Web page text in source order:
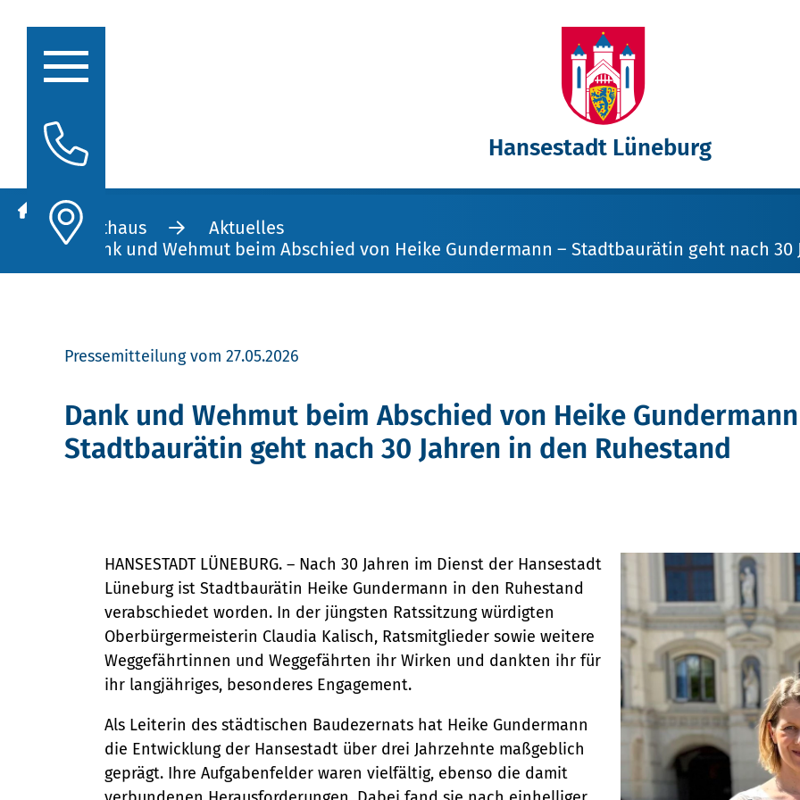
Stadtporträt
Oberbürgermeisterin
Stellenausschreibungen
Bürgerservice
Bürgeramt
Klimaanpassung
Grünes Lüneburg
Umwelt
Nachhaltigkeit
Bauen und Mobilität
Stadtentwicklung
Straßen- und Brückenbau
Denkmalschutz
Mobilität
Sanierungsgebiete
Wohnen
Kultur und Freizeit
Kulturhäuser und Bibliotheken
Kulturreferat
Sport
Stadtarchiv
Tourismus
Gesellschaft, Soziales und Bildung
Bildung
Soziales
Familie und Betreuung
Sicherheit und Ordnung
Hansestadt Lüneburg
Rathaus
Aktuelles
Dank und Wehmut beim Abschied von Heike Gundermann – Stadtbaurätin geht nach
Pressemitteilung vom 27.05.2026
Dank und Wehmut beim Abschied von Heike
Stadtbaurätin geht nach 30 Jahren in den Ruhestand
HANSESTADT LÜNEBURG. – Nach 30 Jahren im Dienst der Hansestadt
Lüneburg ist Stadtbaurätin Heike Gundermann in den Ruhestand
verabschiedet worden. In der jüngsten Ratssitzung würdigten
Oberbürgermeisterin Claudia Kalisch, Ratsmitglieder sowie weitere
Weggefährtinnen und Weggefährten ihr Wirken und dankten ihr für
ihr langjähriges, besonderes Engagement.
Als Leiterin des städtischen Baudezernats hat Heike Gundermann
die Entwicklung der Hansestadt über drei Jahrzehnte maßgeblich
geprägt. Ihre Aufgabenfelder waren vielfältig, ebenso die damit